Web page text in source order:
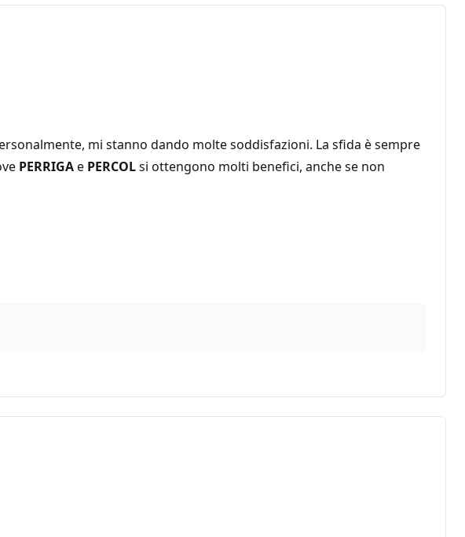
mi stanno dando molte soddisfazioni. La sfida è sempre
PERRIGAe PERCOLsi ottengono molti benefici, anche se non